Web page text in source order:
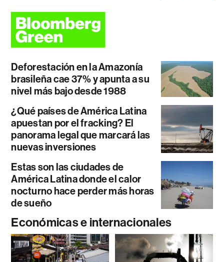
Deforestación en la Amazonía
brasileña cae 37% y apunta a su
nivel más bajo desde 1988
¿Qué países de América Latina
apuestan por el fracking? El
panorama legal que marcará las
nuevas inversiones
Estas son las ciudades de
América Latina donde el calor
nocturno hace perder más horas
de sueño
Económicas e internacionales